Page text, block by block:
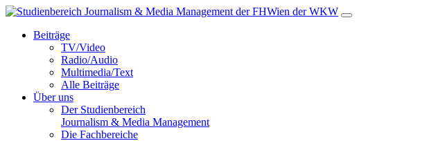
Beiträge
TV/Video
Radio/Audio
Multimedia/Text
Alle Beiträge
Über uns
Der Studienbereich
Journalism & Media Management
Die Fachbereiche